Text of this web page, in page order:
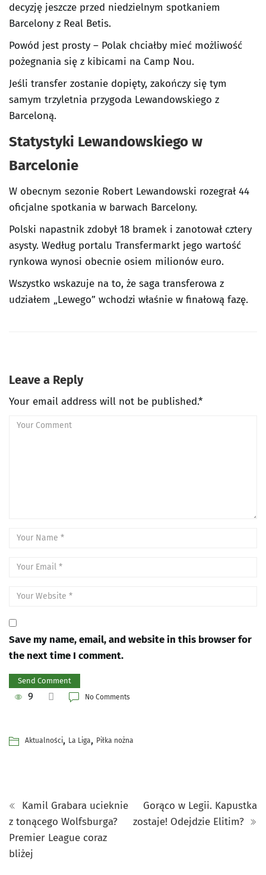
decyzję jeszcze przed niedzielnym spotkaniem
Barcelony z Real Betis.
Powód jest prosty – Polak chciałby mieć możliwość
pożegnania się z kibicami na Camp Nou.
Jeśli transfer zostanie dopięty, zakończy się tym
samym trzyletnia przygoda Lewandowskiego z
Barceloną.
Statystyki Lewandowskiego w
Barcelonie
W obecnym sezonie Robert Lewandowski rozegrał 44
oficjalne spotkania w barwach Barcelony.
Polski napastnik zdobył 18 bramek i zanotował cztery
asysty. Według portalu Transfermarkt jego wartość
rynkowa wynosi obecnie osiem milionów euro.
Wszystko wskazuje na to, że saga transferowa z
udziałem „Lewego” wchodzi właśnie w finałową fazę.
Leave a Reply
Your email address will not be published.*
Save my name, email, and website in this browser for
the next time I comment.
9 No Comments
Aktualności, La Liga, Piłka nożna
Kamil Grabara ucieknie
z tonącego Wolfsburga?
Premier League coraz
bliżej
Gorąco w Legii. Kapustka
zostaje! Odejdzie Elitim?